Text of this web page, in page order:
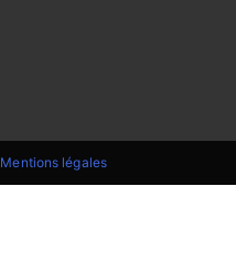
Mentions légales